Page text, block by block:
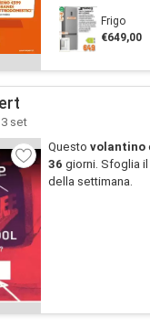
Frigo
€649,00
set
Questo volantino
36 giorni. Sfoglia
della settimana.